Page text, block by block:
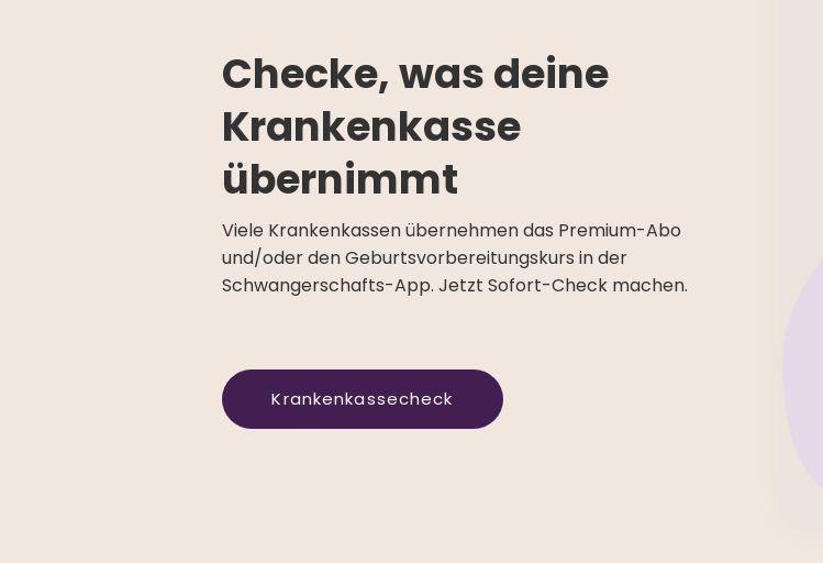
Checke, was deine
Krankenkasse
übernimmt
Viele Krankenkassen übernehmen das Premium-Abo
und/oder den Geburtsvorbereitungskurs in der
Schwangerschafts-App. Jetzt Sofort-Check machen.
Krankenkassecheck